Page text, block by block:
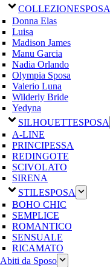
COLLEZIONESPOSA
Donna Elas
Luisa
Madison James
Manu Garcia
Nadia Orlando
Olympia Sposa
Valerio Luna
Wilderly Bride
Yedyna
SILHOUETTESPOSA
A-LINE
PRINCIPESSA
REDINGOTE
SCIVOLATO
SIRENA
STILESPOSA
BOHO CHIC
SEMPLICE
ROMANTICO
SENSUALE
RICAMATO
Abiti da Sposo